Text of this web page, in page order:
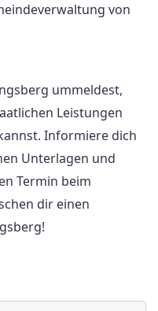
von
ummeldest,
Leistungen
Informiere dich
Unterlagen und
Termin beim
dir einen